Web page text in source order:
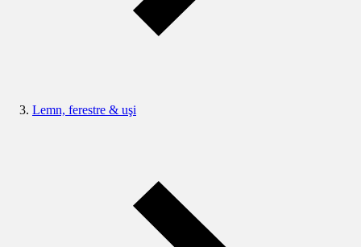
Lemn, ferestre & uşi